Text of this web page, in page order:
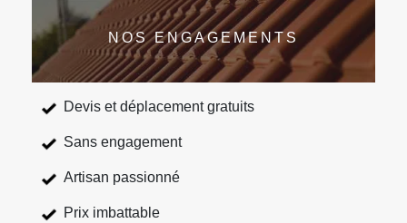
NOS ENGAGEMENTS
Devis et déplacement gratuits
Sans engagement
Artisan passionné
Prix imbattable